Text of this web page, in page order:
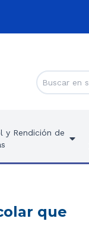
y Rendición de
que